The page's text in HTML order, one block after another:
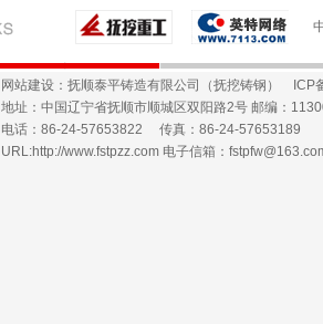
网站建设：抚顺泰平铸造有限公司（抚挖铸钢）
ICP
地址：中国辽宁省抚顺市顺城区双阳路2号 邮编：
电话：86-24-57653822 传真：86-24-57653189
URL:http://www.fstpzz.com 电子信箱：